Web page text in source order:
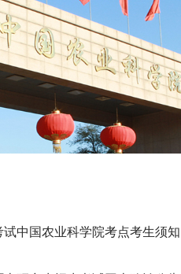
中国农业科学院考点考生须知